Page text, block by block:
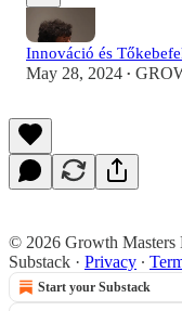
Innováció és
May 28, 2024 •
© 2026 Growth Masters
Substack · Privacy ∙
Start your Substack